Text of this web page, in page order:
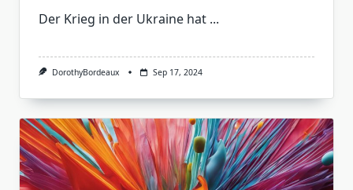
Der Krieg in der Ukraine hat ...
DorothyBordeaux Sep 17, 2024